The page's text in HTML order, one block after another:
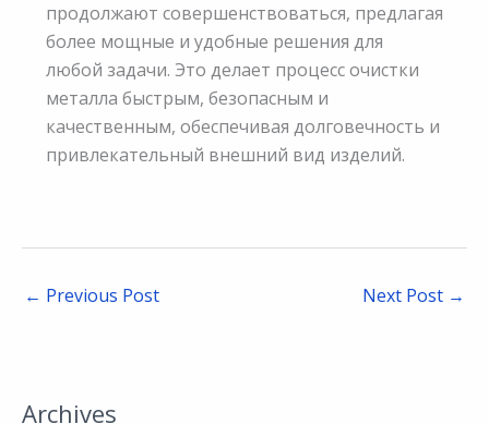
продолжают совершенствоваться, предлагая
более мощные и удобные решения для
любой задачи. Это делает процесс очистки
металла быстрым, безопасным и
качественным, обеспечивая долговечность и
привлекательный внешний вид изделий.
← Previous Post Next Post →
Archives